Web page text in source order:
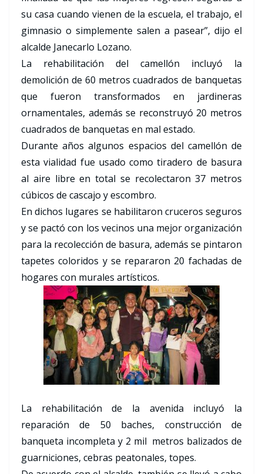
su casa cuando vienen de la escuela, el trabajo, el
gimnasio o simplemente salen a pasear”, dijo el
alcalde Janecarlo Lozano.
La rehabilitación del camellón incluyó la
demolición de 60 metros cuadrados de banquetas
que fueron transformados en jardineras
ornamentales, además se reconstruyó 20 metros
cuadrados de banquetas en mal estado.
Durante años algunos espacios del camellón de
esta vialidad fue usado como tiradero de basura
al aire libre en total se recolectaron 37 metros
cúbicos de cascajo y escombro.
En dichos lugares se habilitaron cruceros seguros
y se pactó con los vecinos una mejor organización
para la recolección de basura, además se pintaron
tapetes coloridos y se repararon 20 fachadas de
hogares con murales artísticos.
La rehabilitación de la avenida incluyó la
reparación de 50 baches, construcción de
banqueta incompleta y 2 mil metros balizados de
guarniciones, cebras peatonales, topes.